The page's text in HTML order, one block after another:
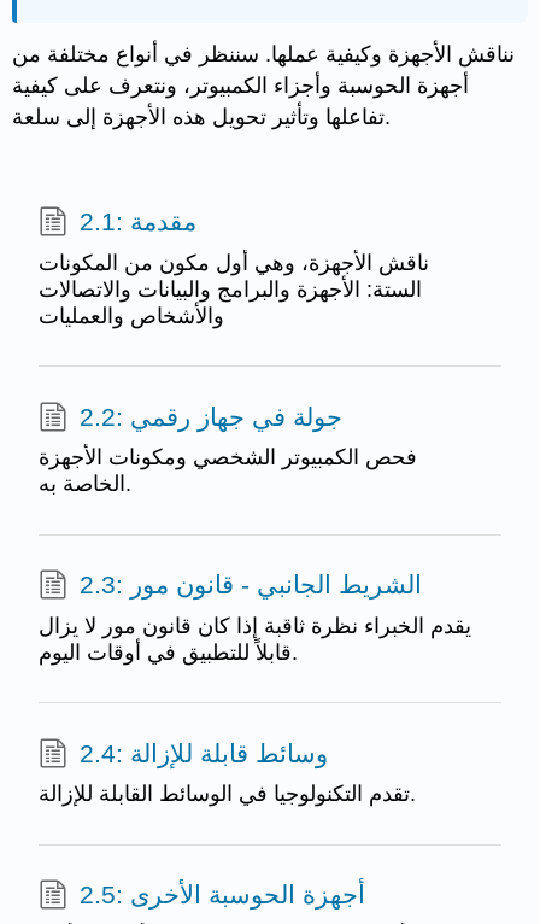
نناقش الأجهزة وكيفية عملها. سننظر في أنواع مختلفة من
أجهزة الحوسبة وأجزاء الكمبيوتر، ونتعرف على كيفية
تفاعلها وتأثير تحويل هذه الأجهزة إلى سلعة.
2.1: مقدمة
ناقش الأجهزة، وهي أول مكون من المكونات
الستة: الأجهزة والبرامج والبيانات والاتصالات
والأشخاص والعمليات
2.2: جولة في جهاز رقمي
فحص الكمبيوتر الشخصي ومكونات الأجهزة
الخاصة به.
2.3: الشريط الجانبي - قانون مور
يقدم الخبراء نظرة ثاقبة إذا كان قانون مور لا يزال
قابلاً للتطبيق في أوقات اليوم.
2.4: وسائط قابلة للإزالة
تقدم التكنولوجيا في الوسائط القابلة للإزالة.
2.5: أجهزة الحوسبة الأخرى